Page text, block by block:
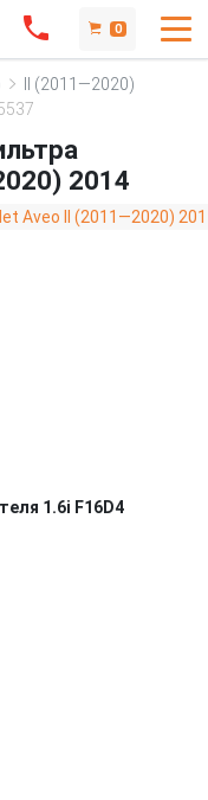
0
II (2011—2020)
2014
1.6i F16D4